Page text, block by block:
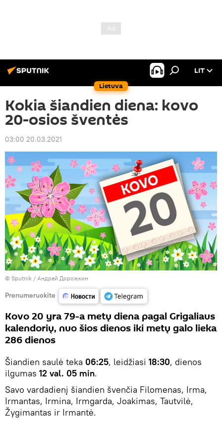
Lietuva
LIT
Kokia šiandien diena: kovo
20-osios šventės
03:00 20.03.2021
© Sputnik / Андрей Дорожкин
Prenumeruokite
Kovo 20 yra 79-a metų diena pagal Grigaliaus
kalendorių, nuo šios dienos iki metų galo lieka
286 dienos
Šiandien saulė teka 06:25, leidžiasi 18:30, dienos
ilgumas 12 val. 05 min.
Savo vardadienį šiandien švenčia Filomenas, Irma,
Irmantas, Irmina, Irmgarda, Joakimas, Tautvilė,
Žygimantas ir Irmantė.